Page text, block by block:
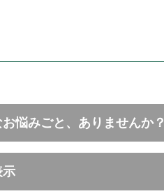
お悩みごと、ありませんか？
示